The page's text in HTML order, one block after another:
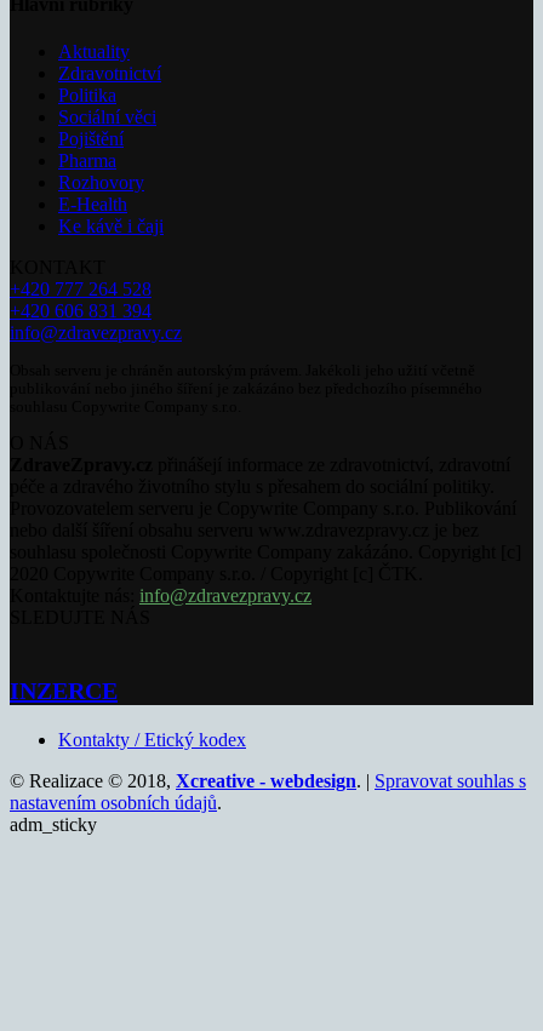
Aktuality
Zdravotnictví
Politika
Sociální věci
Pojištění
Pharma
Rozhovory
E-Health
Ke kávě i čaji
+420 777 264 528
+420 606 831 394
info@zdravezpravy.cz
info@zdravezpravy.cz
INZERCE
Kontakty / Etický kodex
© Realizace © 2018, Xcreative - webdesign. | Spravovat souhlas s
nastavením osobních údajů.
adm_sticky